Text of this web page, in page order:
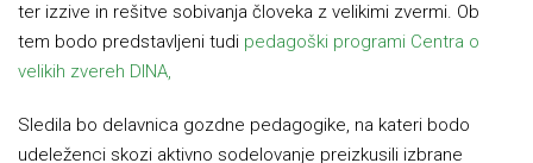
ter izzive in rešitve sobivanja človeka z velikimi zvermi. Ob
tem bodo predstavljeni tudi pedagoški programi Centra o
velikih zvereh DINA,
Sledila bo delavnica gozdne pedagogike, na kateri bodo
udeleženci skozi aktivno sodelovanje preizkusili izbrane